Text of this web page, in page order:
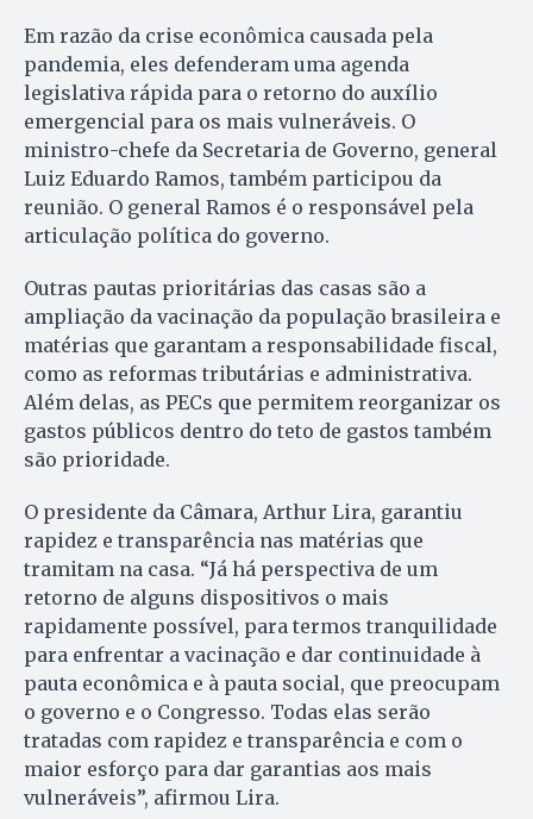
Em razão da crise econômica causada pela
pandemia, eles defenderam uma agenda
legislativa rápida para o retorno do auxílio
emergencial para os mais vulneráveis. O
ministro-chefe da Secretaria de Governo, general
Luiz Eduardo Ramos, também participou da
reunião. O general Ramos é o responsável pela
articulação política do governo.
Outras pautas prioritárias das casas são a
ampliação da vacinação da população brasileira e
matérias que garantam a responsabilidade fiscal,
como as reformas tributárias e administrativa.
Além delas, as PECs que permitem reorganizar os
gastos públicos dentro do teto de gastos também
são prioridade.
O presidente da Câmara, Arthur Lira, garantiu
rapidez e transparência nas matérias que
tramitam na casa. “Já há perspectiva de um
retorno de alguns dispositivos o mais
rapidamente possível, para termos tranquilidade
para enfrentar a vacinação e dar continuidade à
pauta econômica e à pauta social, que preocupam
o governo e o Congresso. Todas elas serão
tratadas com rapidez e transparência e com o
maior esforço para dar garantias aos mais
vulneráveis”, afirmou Lira.